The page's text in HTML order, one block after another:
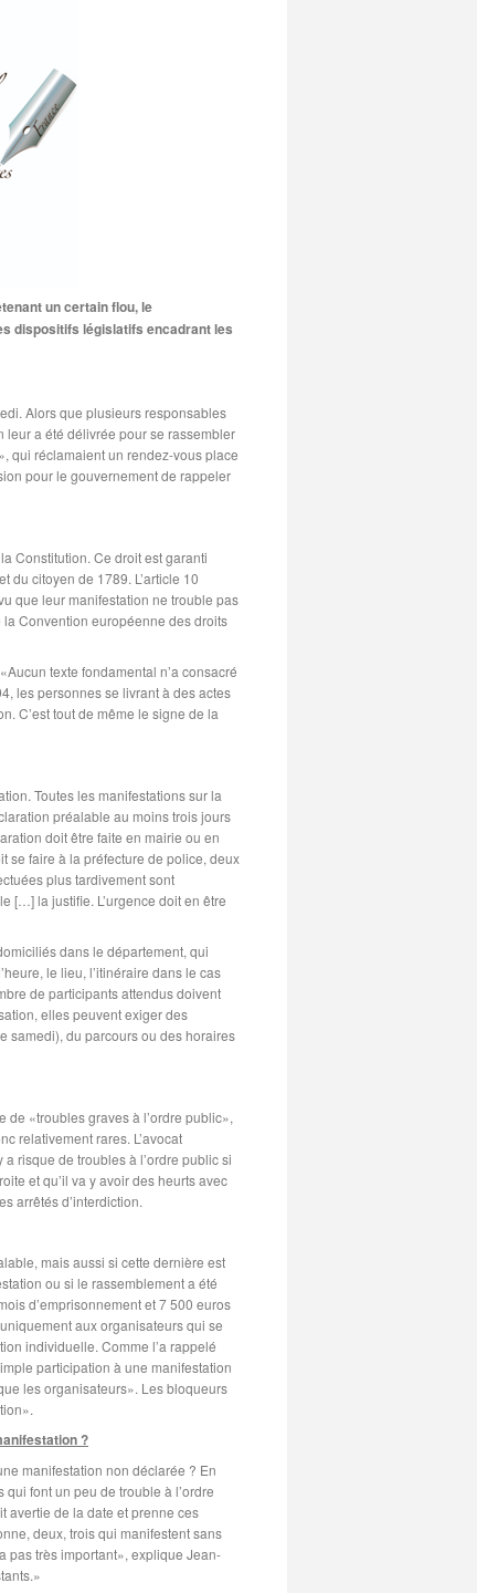
un certain flou, le
dispositifs législatifs encadrant les
Alors que plusieurs responsables
a été délivrée pour se rassembler
qui réclamaient un rendez-vous place
pour le gouvernement de rappeler
Constitution. Ce droit est garanti
du citoyen de 1789. L’article 10
que leur manifestation ne trouble pas
la Convention européenne des droits
texte fondamental n’a consacré
les personnes se livrant à des actes
C’est tout de même le signe de la
Toutes les manifestations sur la
préalable au moins trois jours
doit être faite en mairie ou en
se faire à la préfecture de police, deux
plus tardivement sont
[…] la justifie. L’urgence doit en être
dans le département, qui
le lieu, l’itinéraire dans le cas
de participants attendus doivent
elles peuvent exiger des
samedi), du parcours ou des horaires
de «troubles graves à l’ordre public»,
relativement rares. L’avocat
risque de troubles à l’ordre public si
et qu’il va y avoir des heurts avec
arrêtés d’interdiction.
mais aussi si cette dernière est
ou si le rassemblement a été
d’emprisonnement et 7 500 euros
aux organisateurs qui se
individuelle. Comme l’a rappelé
participation à une manifestation
les organisateurs». Les bloqueurs
?
manifestation non déclarée ? En
font un peu de trouble à l’ordre
avertie de la date et prenne ces
deux, trois qui manifestent sans
pas très important», explique Jean-